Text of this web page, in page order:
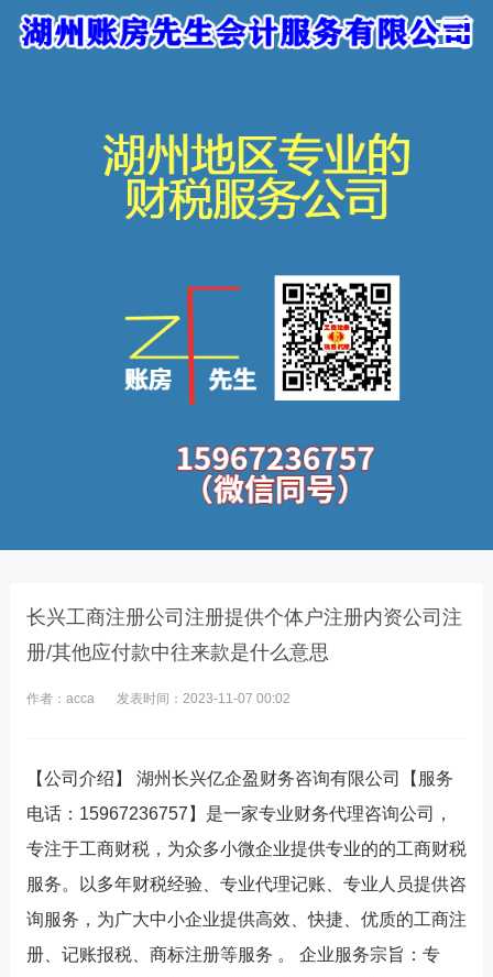
长兴工商注册公司注册提供个体户注册内资公司注
册/其他应付款中往来款是什么意思
作者：acca 发表时间：2023-11-07 00:02
【公司介绍】 湖州长兴亿企盈财务咨询有限公司【服务
电话：15967236757】是一家专业财务代理咨询公司，
专注于工商财税，为众多小微企业提供专业的的工商财税
服务。以多年财税经验、专业代理记账、专业人员提供咨
询服务，为广大中小企业提供高效、快捷、优质的工商注
册、记账报税、商标注册等服务 。 企业服务宗旨：专